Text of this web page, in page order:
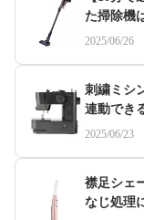
た掃除機
2025/06/26
刺繍ミシ
連動でき
2025/06/23
襟足シェ
なじ処理